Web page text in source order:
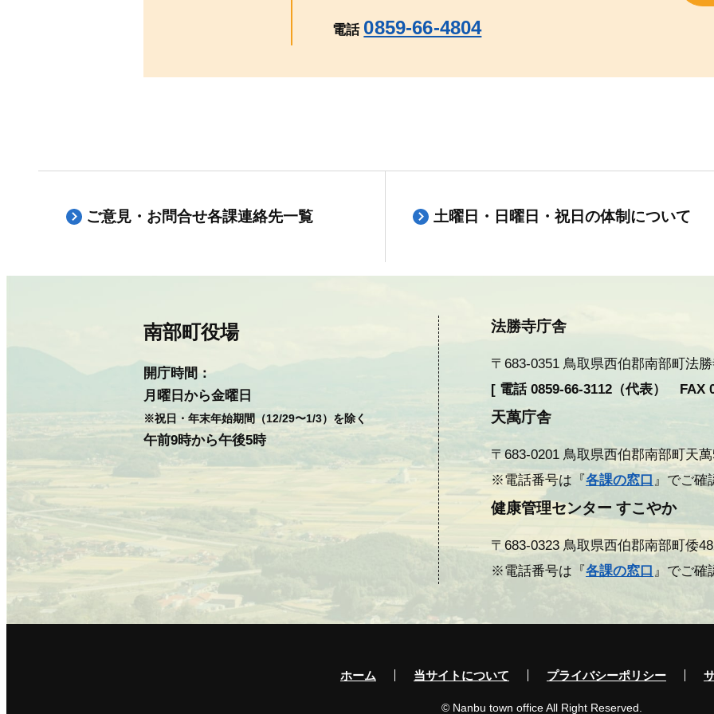
電話 0859-66-4804
ご意見・お問合せ各課連絡先一覧 土曜日・日曜日・祝日の体制について
南部町役場
開庁時間：
月曜日から金曜日
※祝日・年末年始期間（12/29〜1/3）を除く
午前9時から午後5時
法勝寺庁舎
〒683-0351 鳥取県西伯郡南部町法
[ 電話 0859-66-3112（代表） FAX
天萬庁舎
〒683-0201 鳥取県西伯郡南部町天
※電話番号は『各課の窓口 』でご確
健康管理センター すこやか
〒683-0323 鳥取県西伯郡南部町倭
※電話番号は『各課の窓口 』でご確
ホーム 当サイトについて プライバシーポリシー
© Nanbu town office All Right Reserved.